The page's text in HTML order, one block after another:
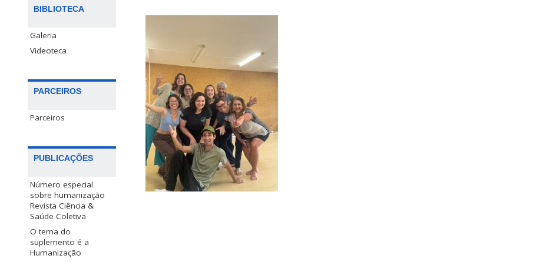
BIBLIOTECA
Galeria
Videoteca
PARCEIROS
Parceiros
PUBLICAÇÕES
Número especial
sobre humanização
Revista Ciência &
Saúde Coletiva
O tema do
suplemento é a
Humanização